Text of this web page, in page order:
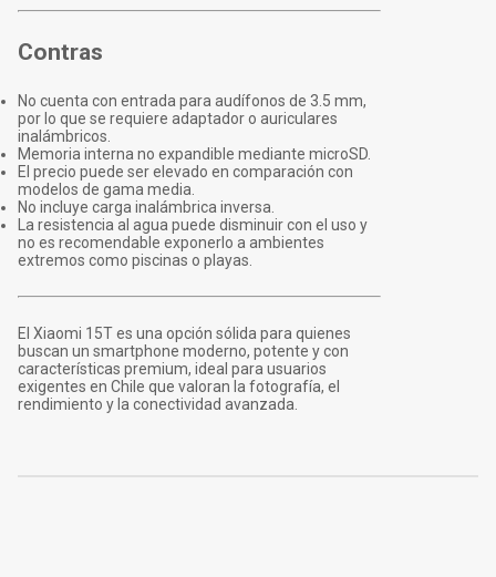
Contras
No cuenta con entrada para audífonos de 3.5 mm,
por lo que se requiere adaptador o auriculares
inalámbricos.
Memoria interna no expandible mediante microSD.
El precio puede ser elevado en comparación con
modelos de gama media.
No incluye carga inalámbrica inversa.
La resistencia al agua puede disminuir con el uso y
no es recomendable exponerlo a ambientes
extremos como piscinas o playas.
El Xiaomi 15T es una opción sólida para quienes
buscan un smartphone moderno, potente y con
características premium, ideal para usuarios
exigentes en Chile que valoran la fotografía, el
rendimiento y la conectividad avanzada.